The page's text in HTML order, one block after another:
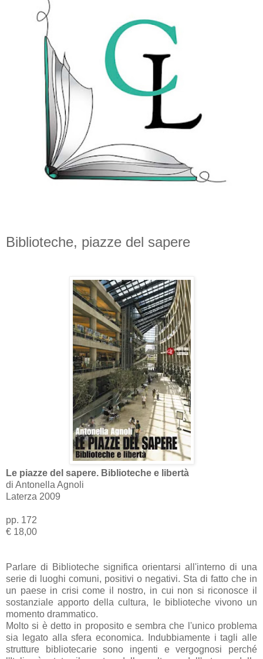
Biblioteche, piazze del sapere
Le piazze del sapere. Biblioteche e libertà
di Antonella Agnoli
Laterza 2009
pp. 172
€ 18,00
Parlare di Biblioteche significa orientarsi all'interno di una
serie di luoghi comuni, positivi o negativi. Sta di fatto che in
un paese in crisi come il nostro, in cui non si riconosce il
sostanziale apporto della cultura, le biblioteche vivono un
momento drammatico.
Molto si è detto in proposito e sembra che l'unico problema
sia legato alla sfera economica. Indubbiamente i tagli alle
strutture bibliotecarie sono ingenti e vergognosi perché